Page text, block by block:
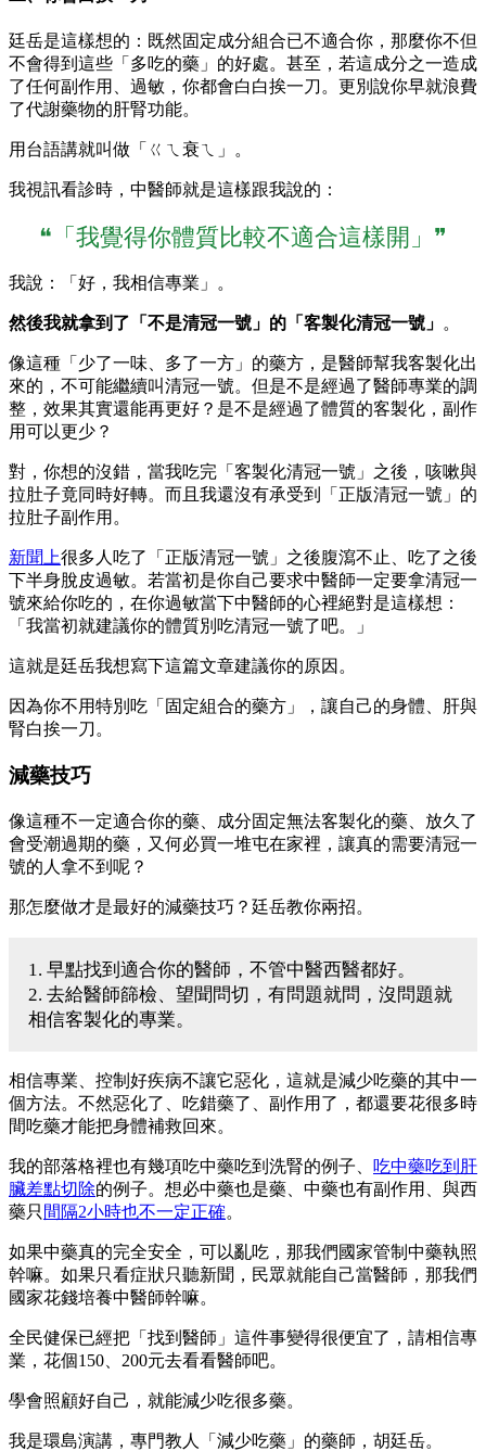
廷岳是這樣想的：既然固定成分組合已不適合你，那麼你不但
不會得到這些「多吃的藥」的好處。甚至，若這成分之一造成
了任何副作用、過敏，你都會白白挨一刀。更別說你早就浪費
了代謝藥物的肝腎功能。
用台語講就叫做「ㄍㄟ衰ㄟ」。
我視訊看診時，中醫師就是這樣跟我說的：
❝「我覺得你體質比較不適合這樣開」❞
我說：「好，我相信專業」。
然後我就拿到了「不是清冠一號」的「客製化清冠一號」 。
像這種「少了一味、多了一方」的藥方，是醫師幫我客製化出
來的，不可能繼續叫清冠一號。但是不是經過了醫師專業的調
整，效果其實還能再更好？是不是經過了體質的客製化，副作
用可以更少？
對，你想的沒錯，當我吃完「客製化清冠一號」之後，咳嗽與
拉肚子竟同時好轉。而且我還沒有承受到「正版清冠一號」的
拉肚子副作用。
新聞上很多人吃了「正版清冠一號」之後腹瀉不止、吃了之後
下半身脫皮過敏。若當初是你自己要求中醫師一定要拿清冠一
號來給你吃的，在你過敏當下中醫師的心裡絕對是這樣想：
「我當初就建議你的體質別吃清冠一號了吧。」
這就是廷岳我想寫下這篇文章建議你的原因。
因為你不用特別吃「固定組合的藥方」，讓自己的身體、肝與
腎白挨一刀。
減藥技巧
像這種不一定適合你的藥、成分固定無法客製化的藥、放久了
會受潮過期的藥，又何必買一堆屯在家裡，讓真的需要清冠一
號的人拿不到呢？
那怎麼做才是最好的減藥技巧？廷岳教你兩招。
1. 早點找到適合你的醫師，不管中醫西醫都好。
2. 去給醫師篩檢、望聞問切，有問題就問，沒問題就
相信客製化的專業。
相信專業、控制好疾病不讓它惡化，這就是減少吃藥的其中一
個方法。不然惡化了、吃錯藥了、副作用了，都還要花很多時
間吃藥才能把身體補救回來。
我的部落格裡也有幾項吃中藥吃到洗腎的例子、 吃中藥吃到肝
臟差點切除的例子。想必中藥也是藥、中藥也有副作用、與西
藥只 間隔2小時也不一定正確。
如果中藥真的完全安全，可以亂吃，那我們國家管制中藥執照
幹嘛。如果只看症狀只聽新聞，民眾就能自己當醫師，那我們
國家花錢培養中醫師幹嘛。
全民健保已經把「找到醫師」這件事變得很便宜了，請相信專
業，花個150、200元去看看醫師吧。
學會照顧好自己，就能減少吃很多藥。
我是環島演講，專門教人「減少吃藥」的藥師，胡廷岳。